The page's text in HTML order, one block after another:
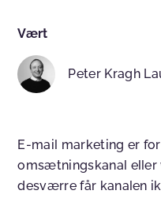
Vært
Peter Kragh
E-mail marketing er
omsætningskanal eller
desværre får kanalen